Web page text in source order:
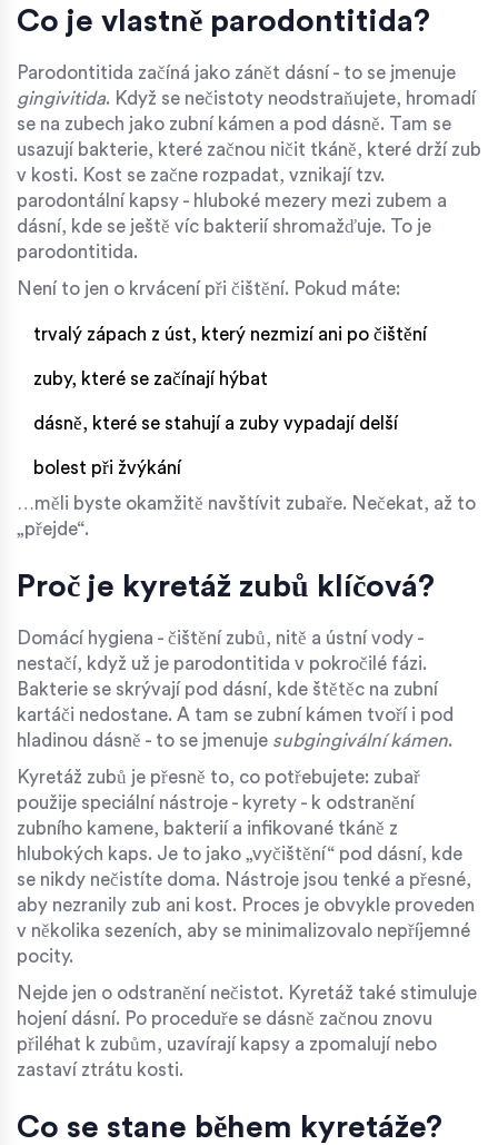
Co je vlastně parodontitida?
Parodontitida začíná jako zánět dásní - to se jmenuje
gingivitida. Když se nečistoty neodstraňujete, hromadí
se na zubech jako zubní kámen a pod dásně. Tam se
usazují bakterie, které začnou ničit tkáně, které drží zub
v kosti. Kost se začne rozpadat, vznikají tzv.
parodontální kapsy - hluboké mezery mezi zubem a
dásní, kde se ještě víc bakterií shromažďuje. To je
parodontitida.
Není to jen o krvácení při čištění. Pokud máte:
trvalý zápach z úst, který nezmizí ani po čištění
zuby, které se začínají hýbat
dásně, které se stahují a zuby vypadají delší
bolest při žvýkání
…měli byste okamžitě navštívit zubaře. Nečekat, až to
„přejde“.
Proč je kyretáž zubů klíčová?
Domácí hygiena - čištění zubů, nitě a ústní vody -
nestačí, když už je parodontitida v pokročilé fázi.
Bakterie se skrývají pod dásní, kde štětěc na zubní
kartáči nedostane. A tam se zubní kámen tvoří i pod
hladinou dásně - to se jmenuje subgingivální kámen.
Kyretáž zubů je přesně to, co potřebujete: zubař
použije speciální nástroje - kyrety - k odstranění
zubního kamene, bakterií a infikované tkáně z
hlubokých kaps. Je to jako „vyčištění“ pod dásní, kde
se nikdy nečistíte doma. Nástroje jsou tenké a přesné,
aby nezranily zub ani kost. Proces je obvykle proveden
v několika sezeních, aby se minimalizovalo nepříjemné
pocity.
Nejde jen o odstranění nečistot. Kyretáž také stimuluje
hojení dásní. Po proceduře se dásně začnou znovu
přiléhat k zubům, uzavírají kapsy a zpomalují nebo
zastaví ztrátu kosti.
Co se stane během kyretáže?